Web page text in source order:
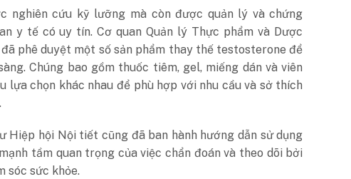
nghiên cứu kỹ lưỡng mà còn được quản lý và chứng
y tế có uy tín. Cơ quan Quản lý Thực phẩm và Dược
đã phê duyệt một số sản phẩm thay thế testosterone để
Chúng bao gồm thuốc tiêm, gel, miếng dán và viên
lựa chọn khác nhau để phù hợp với nhu cầu và sở thích
Hiệp hội Nội tiết cũng đã ban hành hướng dẫn sử dụng
tầm quan trọng của việc chẩn đoán và theo dõi bởi
sóc sức khỏe.